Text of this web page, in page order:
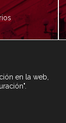
en la web,